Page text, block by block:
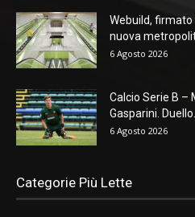
Webuild,
nuova
6 Agosto 2026
Calcio Serie B –
Gasparini. Duello...
6 Agosto 2026
Categorie Più Lette